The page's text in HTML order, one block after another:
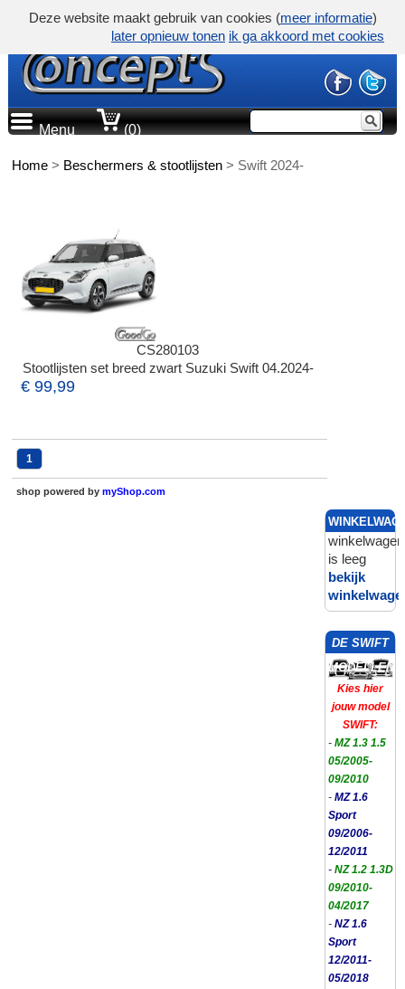
Menu (0)
Home> Beschermers & stootlijsten> Swift 2024-
CS280103
Stootlijsten set breed zwart Suzuki Swift 04.2024-
€ 99,99
1
shop powered by myShop.com
winkelwagen
is leeg
bekijk
DE SWIFT
MODELLEN
Kies hier
jouw model
SWIFT:
- MZ 1.3 1.5
05/2005-
09/2010
- MZ 1.6
Sport
09/2006-
12/2011
- NZ 1.2 1.3D
09/2010-
04/2017
- NZ 1.6
Sport
12/2011-
05/2018
Deze website maakt gebruik van cookies (meer informatie)
later opnieuw tonen ik ga akkoord met cookies